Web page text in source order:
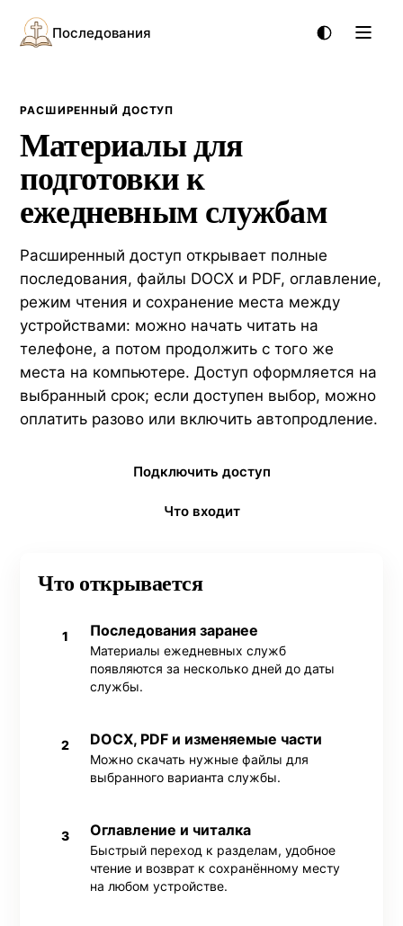
Последования
РАСШИРЕННЫЙ ДОСТУП
Материалы для
подготовки к
ежедневным службам
Расширенный доступ открывает полные
последования, файлы DOCX и PDF, оглавление,
режим чтения и сохранение места между
устройствами: можно начать читать на
телефоне, а потом продолжить с того же
места на компьютере. Доступ оформляется на
выбранный срок; если доступен выбор, можно
оплатить разово или включить автопродление.
Подключить доступ
Что входит
Что открывается
1 Последования заранее
Материалы ежедневных служб
появляются за несколько дней до даты
службы.
2 DOCX, PDF и изменяемые части
Можно скачать нужные файлы для
выбранного варианта службы.
3 Оглавление и читалка
Быстрый переход к разделам, удобное
чтение и возврат к сохранённому месту
на любом устройстве.